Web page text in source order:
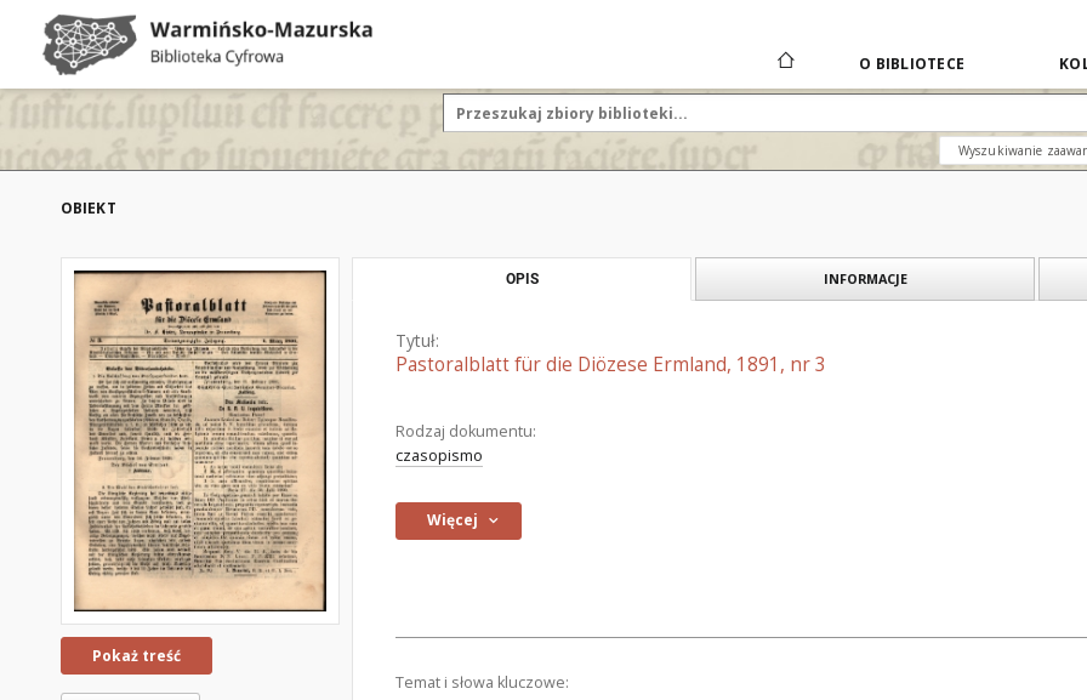
O BIBLIOTECE
Wyszukiwanie
OBIEKT
Pokaż treść
OPIS INFORMACJE
Tytuł:
Pastoralblatt für die Diözese Ermland, 1891, nr 3
Rodzaj dokumentu:
czasopismo
Więcej
Temat i słowa kluczowe: